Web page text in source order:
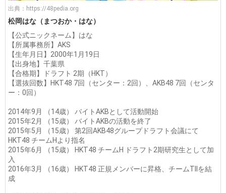
出典： https://48pedia.org
松岡はな（まつおか・はな）
【公式ニックネーム】はな
【所属事務所】AKS
【生年月日】2000年1月19日
【出身地】千葉県
【合格期】ドラフト 2期（HKT）
【選抜回数】HKT48 7回（センター：2回）、AKB48 7回（センタ
ー：0回）
2014年9月 （14歳） バイトAKBとして活動開始
2015年2月 （15歳） バイトAKBの活動を終了
2015年5月 （15歳） 第2回AKB48グループドラフト会議にて
HKT48 チームHより指名
2015年6月 （15歳） HKT48 チームH ドラフト2期研究生として加
入
2016年3月 （16歳） HKT48 正規メンバーに昇格、チームTIIを結
成